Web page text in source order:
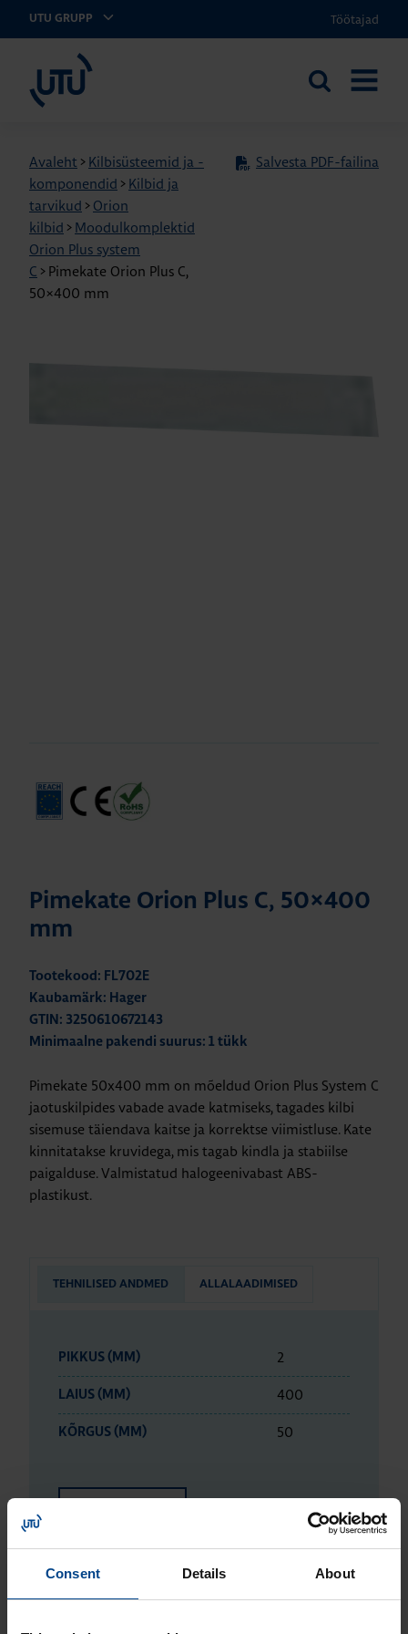
Consent Details About
UTU GRUPP Töötajad
Otsi
Avaleht > Kilbisüsteemid ja -
komponendid > Kilbid ja
tarvikud > Orion
kilbid > Moodulkomplektid
Orion Plus system
C > Pimekate Orion Plus C,
50×400 mm
Salvesta PDF-failina
Pimekate Orion Plus C, 50×400
mm
Tootekood: FL702E
Kaubamärk: Hager
GTIN: 3250610672143
Minimaalne pakendi suurus: 1 tükk
Pimekate 50x400 mm on mõeldud Orion Plus System C
jaotuskilpides vabade avade katmiseks, tagades kilbi
sisemuse täiendava kaitse ja korrektse viimistluse. Kate
kinnitatakse kruvidega, mis tagab kindla ja stabiilse
paigalduse. Valmistatud halogeenivabast ABS-
plastikust.
TEHNILISED ANDMED ALLALAADIMISED
PIKKUS (MM) 2
LAIUS (MM) 400
KÕRGUS (MM) 50
LOGISTIKAANDMED